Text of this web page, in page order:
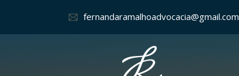
fernandaramalhoadvocacia@gmail.com